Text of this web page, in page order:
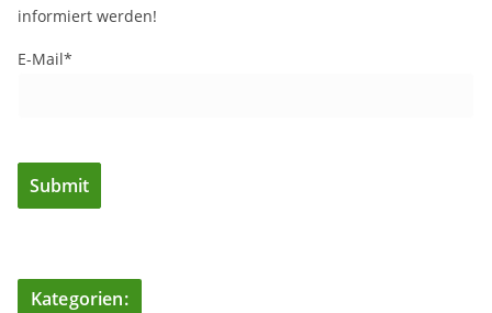
informiert werden!
E-Mail*
Kategorien: